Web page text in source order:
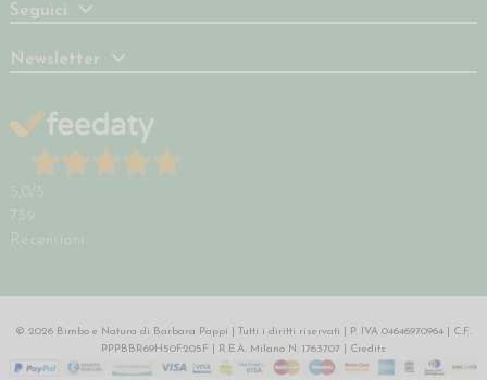
Seguici
Newsletter
5,0 /5
739
Recensioni
© 2026 Bimbo e Natura di Barbara Pappi | Tutti i diritti riservati | P. IVA 04646970964 | C.F.
PPPBBR69H50F205F | R.E.A. Milano N. 1763707 | Credits